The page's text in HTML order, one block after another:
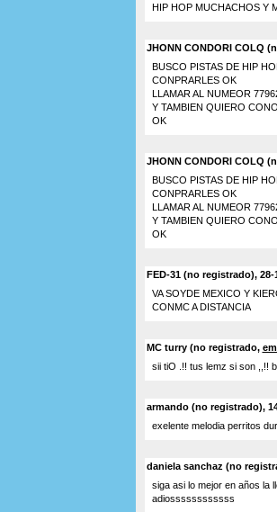
HIP HOP MUCHACHOS Y
JHONN CONDORI COLQ
BUSCO PISTAS DE HIP
CONPRARLES OK
LLAMAR AL NUMEOR
Y TAMBIEN QUIERO
OK
JHONN CONDORI COLQ
BUSCO PISTAS DE HIP
CONPRARLES OK
LLAMAR AL NUMEOR
Y TAMBIEN QUIERO
OK
FED-31 (no registrado), 28-
VA SOYDE MEXICO Y
CONMC A DISTANCIA
MC turry (no registrado,
sii tiO .!! tus lemz si son ,,!!
armando (no registrado),
exelente melodia perritos
daniela sanchaz (no
siga asi lo mejor en años la
adiossssssssssss